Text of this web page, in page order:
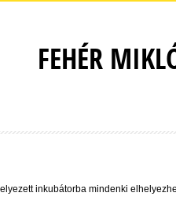
FEHÉR
inkubátorba mindenki